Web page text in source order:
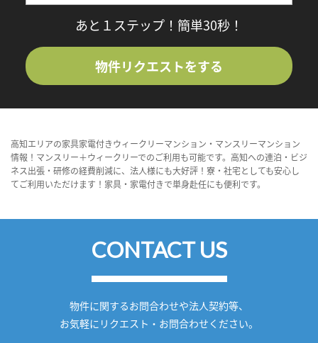
あと１ステップ！簡単30秒！
物件リクエストをする
高知エリアの家具家電付きウィークリーマンション・マンスリーマンション
情報！マンスリー＋ウィークリーでのご利用も可能です。高知への連泊・ビジ
ネス出張・研修の経費削減に、法人様にも大好評！寮・社宅としても安心し
てご利用いただけます！家具・家電付きで単身赴任にも便利です。
CONTACT US
物件に関するお問合わせや法人契約等、
お気軽にリクエスト・お問合わせください。